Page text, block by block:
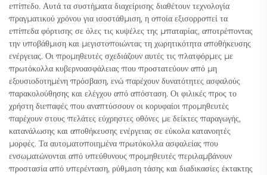
επίπεδο. Αυτά τα συστήματα διαχείρισης διαθέτουν τεχνολογία
πραγματικού χρόνου για ισοστάθμιση, η οποία εξισορροπεί τα
επίπεδα φόρτισης σε όλες τις κυψέλες της μπαταρίας, αποτρέποντας
την υποβάθμιση και μεγιστοποιώντας τη χωρητικότητα αποθήκευσης
ενέργειας. Οι προμηθευτές σχεδιάζουν αυτές τις πλατφόρμες με
πρωτόκολλα κυβερνοασφάλειας που προστατεύουν από μη
εξουσιοδοτημένη πρόσβαση, ενώ παρέχουν δυνατότητες ασφαλούς
παρακολούθησης και ελέγχου από απόσταση. Οι φιλικές προς το
χρήστη διεπαφές που αναπτύσσουν οι κορυφαίοι προμηθευτές
παρέχουν στους πελάτες εύχρηστες οθόνες με δείκτες παραγωγής,
κατανάλωσης και αποθήκευσης ενέργειας σε εύκολα κατανοητές
μορφές. Τα αυτοματοποιημένα πρωτόκολλα ασφαλείας που
ενσωματώνονται από υπεύθυνους προμηθευτές περιλαμβάνουν
προστασία από υπερένταση, ρύθμιση τάσης και διαδικασίες έκτακτης